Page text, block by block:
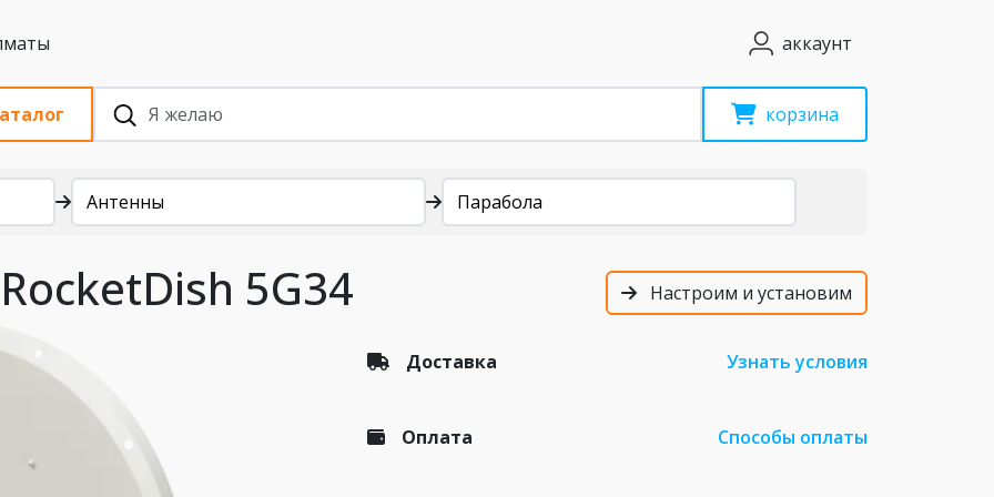
НДС, Алматы аккаунт
корзина
Антенны Парабола
5G34 Настроим и установим
Доставка Узнать условия
Оплата Способы оплаты